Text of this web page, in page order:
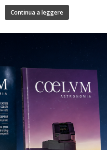
Continua a leggere